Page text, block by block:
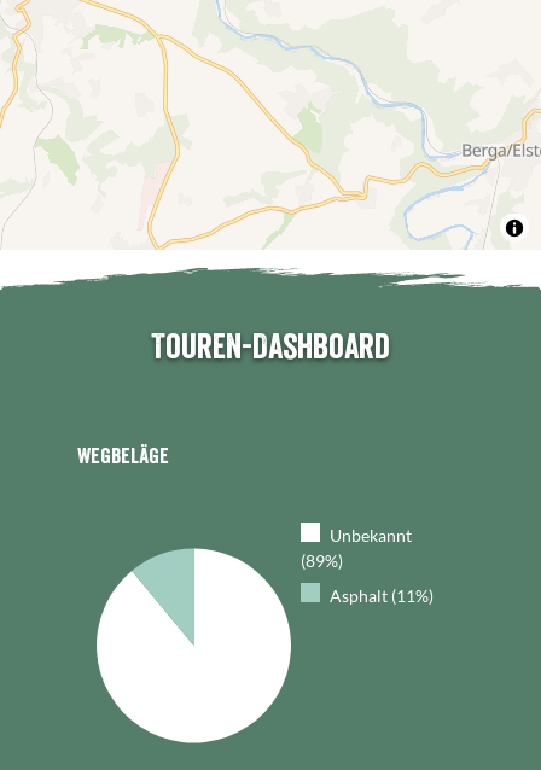
Touren-Dashboard
Wegbeläge
Unbekannt
(89%)
Asphalt (11%)